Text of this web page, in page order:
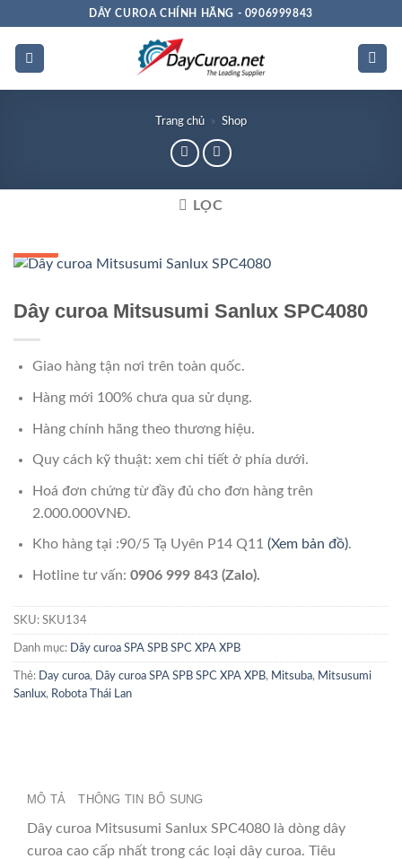
dung
DÂY CUROA CHÍNH HÃNG - 0906999843
Trang chủ » Shop
LỌC
Dây curoa Mitsusumi Sanlux SPC4080
Giao hàng tận nơi trên toàn quốc.
Hàng mới 100% chưa qua sử dụng.
Hàng chính hãng theo thương hiệu.
Quy cách kỹ thuật: xem chi tiết ở phía dưới.
Hoá đơn chứng từ đầy đủ cho đơn hàng trên
2.000.000VNĐ.
Kho hàng tại :90/5 Tạ Uyên P14 Q11 (Xem bản đồ).
Hotline tư vấn: 0906 999 843 (Zalo).
SKU: SKU134
Danh mục: Dây curoa SPA SPB SPC XPA XPB
Thẻ: Day curoa, Dây curoa SPA SPB SPC XPA XPB, Mitsuba, Mitsusumi
Sanlux, Robota Thái Lan
MÔ TẢ THÔNG TIN BỔ SUNG
Dây curoa Mitsusumi Sanlux SPC4080 là dòng dây
curoa cao cấp nhất trong các loại dây curoa. Tiêu